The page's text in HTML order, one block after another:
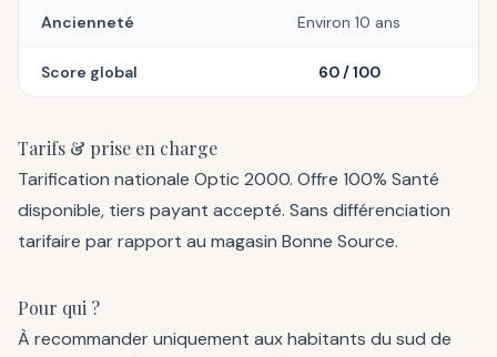
Ancienneté Environ 10 ans
Score global 60 / 100
Tarifs & prise en charge
Tarification nationale Optic 2000. Offre 100% Santé
disponible, tiers payant accepté. Sans différenciation
tarifaire par rapport au magasin Bonne Source.
Pour qui ?
À recommander uniquement aux habitants du sud de